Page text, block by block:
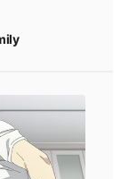
มังงะ
#MangaPlus
มิลี่
สนธยา